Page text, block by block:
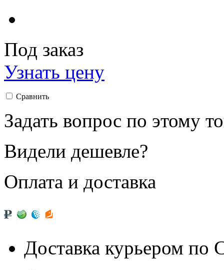
Под заказ
Узнать цену
Сравнить
Задать вопрос по этому
Видели дешевле?
Оплата и доставка
Доставка курьером